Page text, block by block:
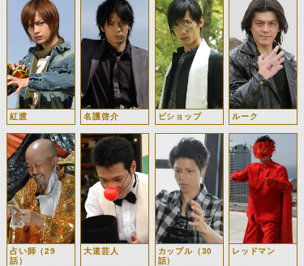
紅渡 名護啓介 ビショップ ルーク
占い師（29
話）
大道芸人
カップル（30
話）
レッドマン